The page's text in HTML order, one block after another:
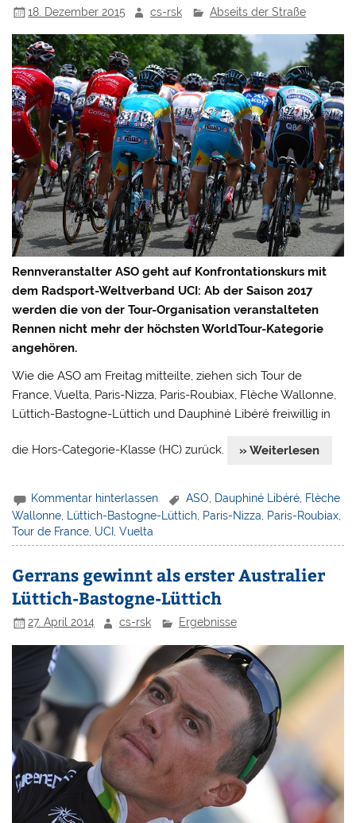
18. Dezember 2015 cs-rsk Abseits der Straße
Rennveranstalter ASO geht auf Konfrontationskurs mit
dem Radsport-Weltverband UCI: Ab der Saison 2017
werden die von der Tour-Organisation veranstalteten
Rennen nicht mehr der höchsten WorldTour-Kategorie
angehören.
Wie die ASO am Freitag mitteilte, ziehen sich Tour de
France, Vuelta, Paris-Nizza, Paris-Roubiax, Flèche Wallonne,
Lüttich-Bastogne-Lüttich und Dauphiné Libéré freiwillig in
die Hors-Categorie-Klasse (HC) zurück. » Weiterlesen
Kommentar hinterlassen ASO, Dauphiné Libéré, Flèche
Wallonne
Lüttich-Bastogne-Lüttich Paris-Nizza Paris-Roubiax
Tour de France UCI ,Vuelta
Gerrans gewinnt als erster Australier
Lüttich-Bastogne-Lüttich
27. April 2014 cs-rsk Ergebnisse